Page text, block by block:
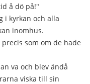
å dö på!"
i kyrkan och alla
inomhus.
som om de hade
va och blev ändå
viska till sin